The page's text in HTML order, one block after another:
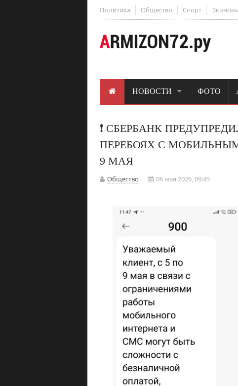
Политика Общество Спорт
НОВОСТИ ФОТО
❗️ СБЕРБАНК
ПЕРЕБОЯХ С
9 МАЯ
Общество 06 мая 2026, 09:45